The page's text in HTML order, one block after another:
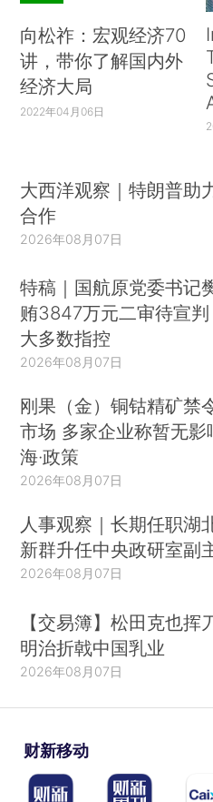
向松祚：宏观经济70
讲，带你了解国内外
经济大局
2022年04月06日
大西洋观察｜特朗普助
合作
2026年08月07日
特稿｜国航原党委书记
贿3847万元二审待宣判
大多数指控
2026年08月07日
刚果（金）铜钴精矿禁
市场 多家企业称暂无影
海·政策
2026年08月07日
人事观察｜长期任职湖
新群升任中央政研室副
2026年08月07日
【交易簿】松田克也挥
明治折戟中国乳业
2026年08月07日
财新移动